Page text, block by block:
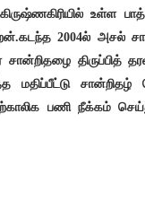
உள்ள
2004ல் அசல்
திருப்பித்
சான்றிதழ்
பணி நீக்கம்